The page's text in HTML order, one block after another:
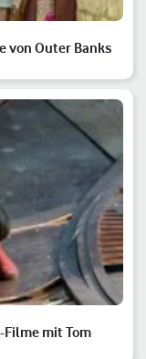
von Outer Banks
Filme mit Tom